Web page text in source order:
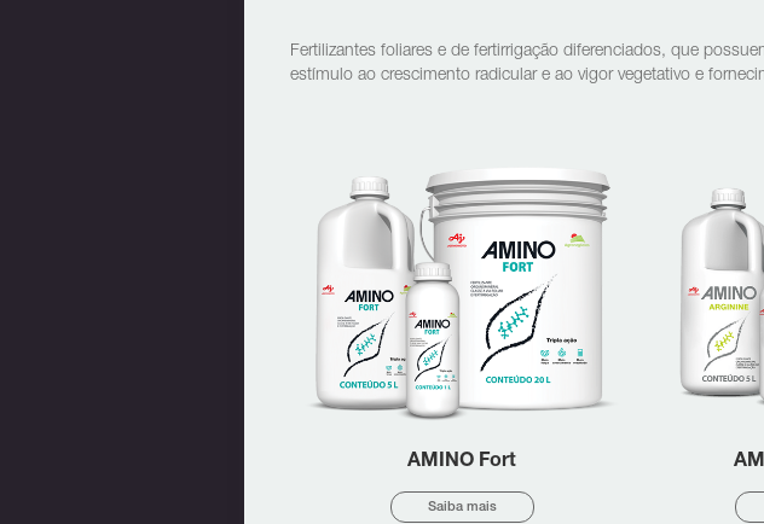
Fertilizantes foliares e de fertirrigação diferenciados, que
estímulo ao crescimento radicular e ao vigor vegetativo e
AMINO Fort
Saiba mais